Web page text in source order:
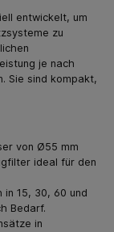
entwickelt, um
zu
je nach
Sie sind kompakt,
von Ø55 mm
ideal für den
in 15, 30, 60 und
Bedarf.
in